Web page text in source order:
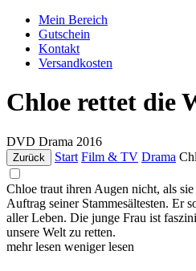
Mein Bereich
Gutschein
Kontakt
Versandkosten
Chloe rettet die
DVD Drama 2016
Zurück Start Film & TV Drama
Chloe traut ihren Augen nicht, als
Auftrag seiner Stammesältesten. Er
aller Leben. Die junge Frau ist
unsere Welt zu retten.
mehr lesen weniger lesen